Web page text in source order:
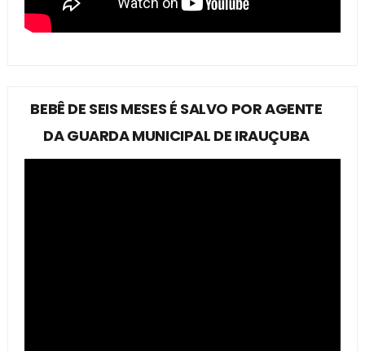
BEBÊ DE SEIS MESES É SALVO POR AGENTE
DA GUARDA MUNICIPAL DE IRAUÇUBA